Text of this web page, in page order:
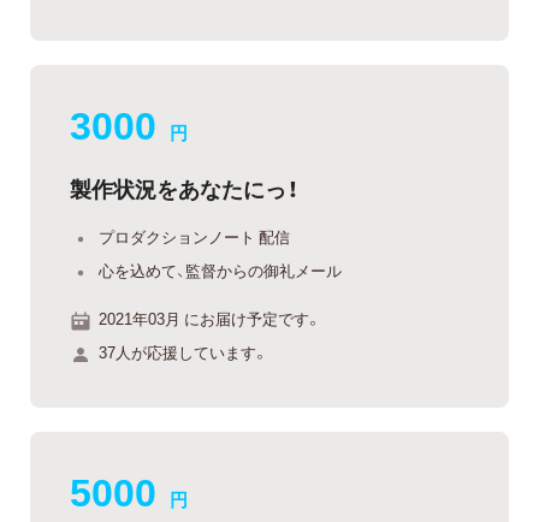
3000 円
製作状況をあなたにっ！
プロダクションノート 配信
心を込めて、監督からの御礼メール
2021年03月 にお届け予定です。
37人が応援しています。
5000 円